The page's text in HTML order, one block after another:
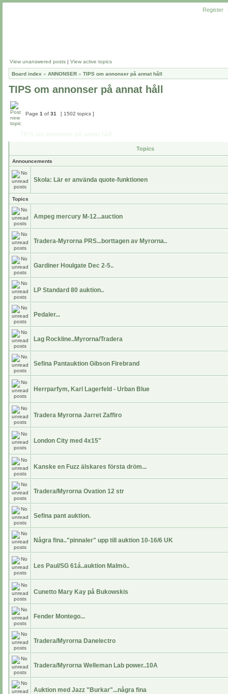
Register
View unanswered posts | View active topics
Board index » ANNONSER » TIPS om annonser på annat håll
TIPS om annonser på annat håll
Page 1 of 31 [ 1502 topics ]
Topics
Announcements
Skola: Lär er använda quote-funktionen
Topics
Ampeg mercury M-12...auction
Tradera-Myrorna PRS...borttagen av Myrorna..
Gardiner Houlgate Dec 2-5..
LP Standard 80 auktion..
Pedaler...
Lag Rockline..Myrorna/Tradera
Sefina Pantauktion Gibson Firebrand
Herrparfym, Karl Lagerfeld - Urban Blue
Tradera Myrorna Jarret Zaffiro
London City med 4x15"
Kanske en Fuzz älskares första dröm...
Tradera/Myrorna Ovation 12 str
Sefina pant auktion.
Några fina.."pinnaler" upp till auktion 10-16/6 UK
Les Paul/SG 61á..auktion Malmö..
Cunetto Mary Kay på Bukowskis
Fender Montego...
Tradera/Myrorna Danelectro
Tradera/Myrorna Welleman Lab power..10A
Auktion med Jazz "Burkar"...några fina